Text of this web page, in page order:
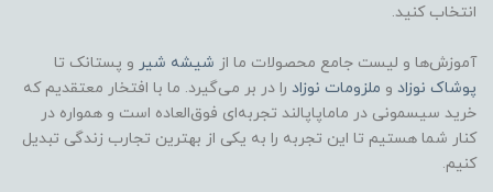
🔹 روش شست‌وشو
شست‌وشوی دستی با آب ولرم
انتخاب کنید.
آموزش‌ها و لیست جامع محصولات ما از شیشه شیر و پستانک تا
پوشاک نوزاد و ملزومات نوزاد را در بر می‌گیرد. ما با افتخار معتقدیم که
خرید سیسمونی در ماماپاپالند تجربه‌ای فوق‌العاده است و همواره در
کنار شما هستیم تا این تجربه را به یکی از بهترین تجارب زندگی تبدیل
کنیم.